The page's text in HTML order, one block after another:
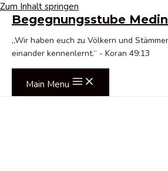
Zum Inhalt springen
Begegnungsstube
„Wir haben euch zu Völkern und
einander kennenlernt.“ - Koran 49:13
Main Menu